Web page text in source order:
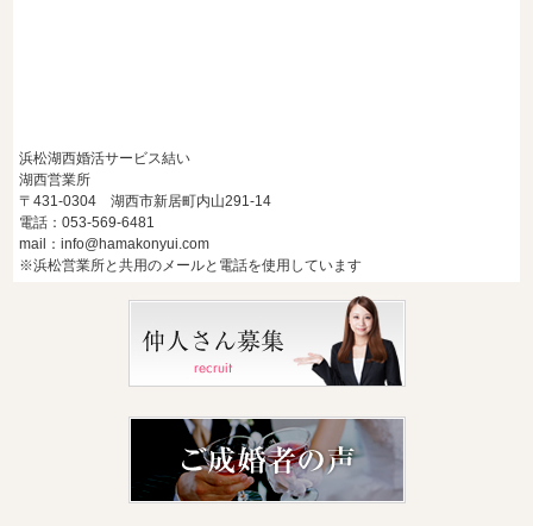
浜松湖西婚活サービス結い
湖西営業所
〒431-0304 湖西市新居町内山291-14
電話：053-569-6481
mail：info@hamakonyui.com
※浜松営業所と共用のメールと電話を使用しています